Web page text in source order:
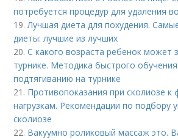
потребуется процедур для удаления
19.Лучшая диета для похудения.
диеты: лучшие из лучших
20.С какого возраста ребенок может
турнике. Методика быстрого
подтягиванию на турнике
21. Противопоказания при сколиозе к
нагрузкам. Рекомендации по подбору
сколиозе
22. Вакуумно роликовый массаж это.